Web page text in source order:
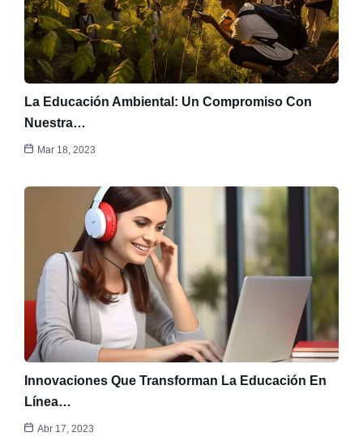
La Educación Ambiental: Un Compromiso Con
Nuestra…
Mar 18, 2023
Innovaciones Que Transforman La Educación En
Línea…
Abr 17, 2023